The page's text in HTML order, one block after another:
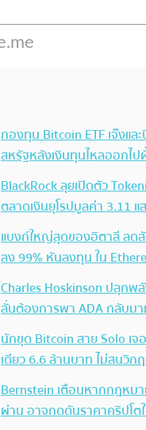
กองทุน Bitcoin ETF เจ๊งแล
สหรัฐหลังเงินทุนไหลออกไป
BlackRock ลุยเปิดตัว
ตลาดเงินยุโรปมูลค่า 3.11
แบงก์ใหญ่สุดของอิตาลี ลด
ลง 99% หันลงทุน ใน
Charles Hoskinson ปลุกพ
ลั่นต้องการพา ADA กลับมา
นักขุด Bitcoin สาย Solo เ
เดียว 6.6 ล้านบาท ไม่สนวิก
Bernstein เตือนหากกฎหมา
ผ่าน อาจกดดันราคาคริปโต